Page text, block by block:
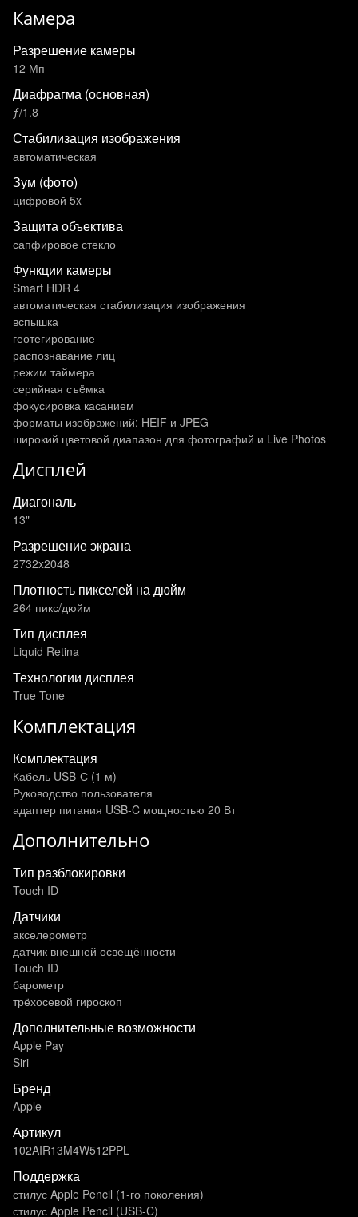
Камера
Разрешение камеры
12 Мп
Диафрагма (основная)
ƒ/1.8
Стабилизация изображения
автоматическая
Зум (фото)
цифровой 5x
Защита объектива
сапфировое стекло
Функции камеры
Smart HDR 4
автоматическая стабилизация изображения
вспышка
геотегирование
распознавание лиц
режим таймера
серийная съëмка
фокусировка касанием
форматы изображений: HEIF и JPEG
широкий цветовой диапазон для фотографий и Live Photos
Дисплей
Диагональ
13"
Разрешение экрана
2732x2048
Плотность пикселей на дюйм
264 пикс/дюйм
Тип дисплея
Liquid Retina
Технологии дисплея
True Tone
Комплектация
Комплектация
Кабель USB-С (1 м)
Руководство пользователя
адаптер питания USB‑C мощностью 20 Вт
Дополнительно
Тип разблокировки
Touch ID
Датчики
акселерометр
датчик внешней освещённости
Touch ID
барометр
трёхосевой гироскоп
Дополнительные возможности
Apple Pay
Siri
Бренд
Apple
Артикул
102AIR13M4W512PPL
Поддержка
стилус Apple Pencil (1-го поколения)
стилус Apple Pencil (USB‑C)